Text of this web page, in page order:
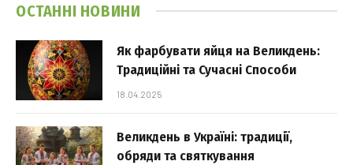
ОСТАННІ НОВИНИ
Як фарбувати яйця на Великдень:
Традиційні та Сучасні Способи
18.04.2025
Великдень в Україні: традиції,
обряди та святкування